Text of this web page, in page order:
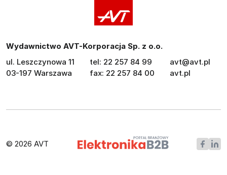
Wydawnictwo AVT-Korporacja Sp. z o.o.
ul. Leszczynowa 11
03-197 Warszawa
tel: 22 257 84 99
fax: 22 257 84 00
avt@avt.pl
avt.pl
© 2026 AVT